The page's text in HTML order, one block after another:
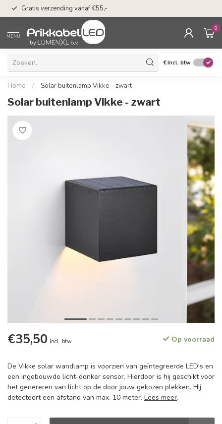
Gratis verzending vanaf €55,-
MENU
0
€Incl. btw
Home / Solar buitenlamp Vikke - zwart
Solar buitenlamp Vikke - zwart
€35,50 Incl. btw Op voorraad
De Vikke solar wandlamp is voorzien van geïntegreerde LED's en
een ingebouwde licht-donker sensor. Hierdoor is hij geschikt voor
het genereren van licht op de door jouw gekozen plekken. Hij
detecteert een afstand van max. 10 meter. Lees meer.